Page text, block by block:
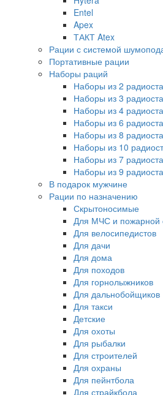
Entel
Apex
ТАКТ Atex
Рации с системой
Портативные рации
Наборы раций
Наборы из 2
Наборы из 3
Наборы из 4
Наборы из 6
Наборы из 8
Наборы из 10
Наборы из 7
Наборы из 9
В подарок мужчине
Рации по назначению
Скрытоносимые
Для МЧС и пожарной
Для велосипедистов
Для дачи
Для дома
Для походов
Для горнолыжников
Для дальнобойщиков
Для такси
Детские
Для охоты
Для рыбалки
Для строителей
Для охраны
Для пейнтбола
Для страйкбола